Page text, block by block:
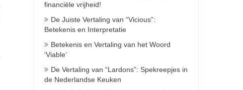
financiële vrijheid!
De Juiste Vertaling van “Vicious”:
Betekenis en Interpretatie
Betekenis en Vertaling van het Woord
‘Viable’
De Vertaling van “Lardons”: Spekreepjes in
de Nederlandse Keuken